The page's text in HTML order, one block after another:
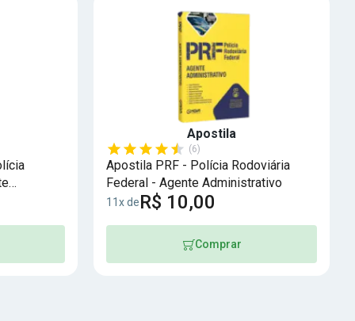
Apostila
(6)
Apostila PRF - Polícia Rodoviária
Federal - Agente Administrativo
11x deR$ 10,00
Comprar